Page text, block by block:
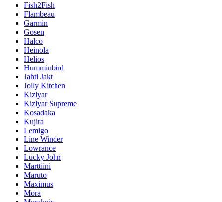
Fish2Fish
Flambeau
Garmin
Gosen
Halco
Heinola
Helios
Humminbird
Jahti Jakt
Jolly Kitchen
Kizlyar
Kizlyar Supreme
Kosadaka
Kujira
Lemigo
Line Winder
Lowrance
Lucky John
Marttiini
Maruto
Maximus
Mora